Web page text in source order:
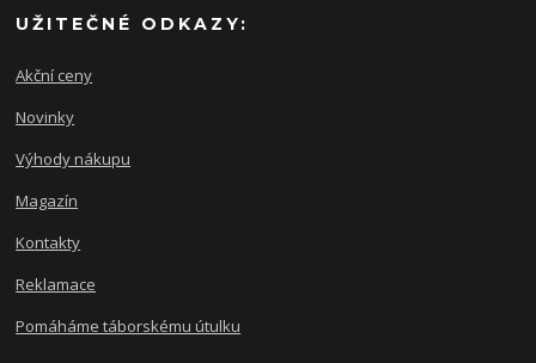
UŽITEČNÉ ODKAZY:
Akční ceny
Novinky
Výhody nákupu
Magazín
Kontakty
Reklamace
Pomáháme táborskému útulku